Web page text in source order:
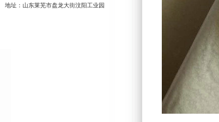
地址：山东莱芜市盘龙大街汶阳工业园